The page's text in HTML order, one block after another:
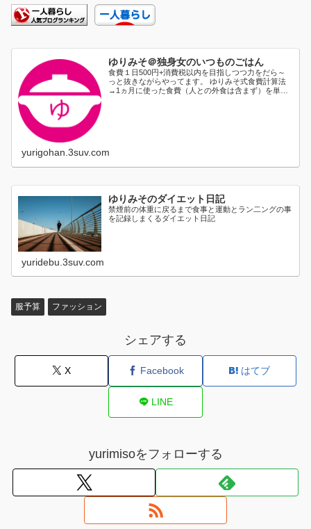
ゆりみそ＠独身女のいつものごはん
食費１日500円+消費税以内を目指しつつ力をだら～
っと抜きながらやってます。 ゆりみそ式食費計算法
→1ヵ月に使った食費（人との外食は含まず）を単純
yurigohan.3suv.com
ゆりみそのダイエット日記
禁煙前の体重に戻るまで食事と運動とラン二ングの事
を記録しまくるダイエット日記
yuridebu.3suv.com
服予算 ファッション
シェアする
X Facebook はてブ
LINE
yurimisoをフォローする